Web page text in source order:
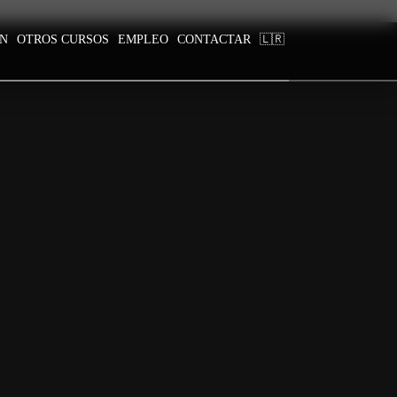
OTROS CURSOS EMPLEO CONTACTAR 🇱🇷